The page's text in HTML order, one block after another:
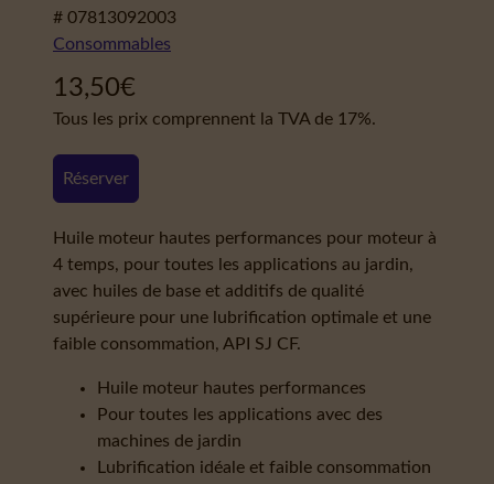
# 07813092003
Consommables
13,50€
Tous les prix comprennent la TVA de 17%.
Réserver
Huile moteur hautes performances pour moteur à
4 temps, pour toutes les applications au jardin,
avec huiles de base et additifs de qualité
supérieure pour une lubrification optimale et une
faible consommation, API SJ CF.
Huile moteur hautes performances
Pour toutes les applications avec des
machines de jardin
Lubrification idéale et faible consommation